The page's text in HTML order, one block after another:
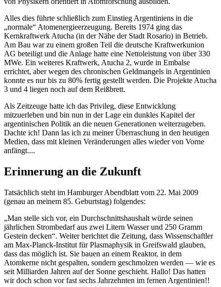
Alles dies führte schließlich zum Einstieg Argentiniens in die
normale
Atomenergieerzeugung. Bereits 1974 ging das
Kernkraftwerk Atucha (in der Nähe der Stadt Rosario) in Betrieb.
Am Bau war zu einem großen Teil die deutsche Kraftwerkunion
AG beteiligt und die Anlage hatte eine Nettoleistung von über 330
MWe. Ein weiteres Kraftwerk, Atucha 2, wurde in Embalse
errichtet, aber wegen des chronischen Geldmangels in Argentinien
konnte es nur bis zu 80% fertig gestellt werden. Die Projekte Atucha
3 und 4 liegen noch auf dem Reißbrett.
Als Zeitzeuge hatte ich das Privileg, diese Entwicklung
mitzuerleben und bin nun in der Lage ein dunkles Kapitel der
argentinischen Politik an die neuen Generationen weiterzugeben.
Dachte ich! Dann las ich zu meiner Überraschung in den heutigen
Medien, dass mit kleinen Veränderungen alles wieder von Vorne
anfängt....
Erinnerung an die Zukunft
Tatsächlich steht im Hamburger Abendblatt vom 22. Mai 2009
(genau an meinem 85. Geburtstag) folgendes:
Man stelle sich vor, ein Durchschnittshaushalt würde seinen
jährlichen Strombedarf aus zwei Litern Wasser und 250 Gramm
Gestein decken . Weiter berichtet die Zeitung, dass Wissenschaftler
am Max-Planck-Institut für Plasmaphysik in Greifswald glauben,
dass das möglich ist. Sie bauen an einem Reaktor, in dem
Atomkerne nicht gespalten, sondern geschmolzen werden — wie es
seit Milliarden Jahren auf der Sonne geschieht. Hallo! Das hatten
wir doch schon vor fast sechs Jahrzehnten im fernen Argentinien!!